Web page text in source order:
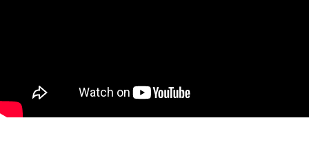
+7 495 150-39-